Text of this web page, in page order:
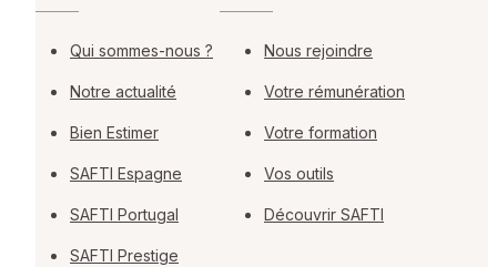
Qui sommes-nous ?
Notre actualité
Bien Estimer
SAFTI Espagne
SAFTI Portugal
SAFTI Prestige
Nous rejoindre
Votre rémunération
Votre formation
Vos outils
Découvrir SAFTI